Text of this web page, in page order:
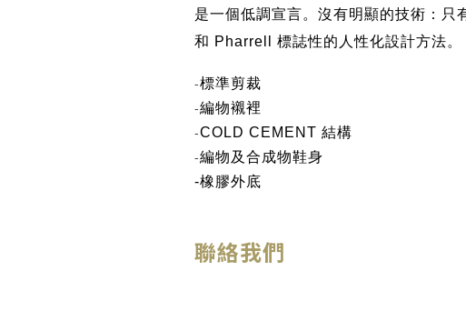
是一個低調宣言。沒有明顯的技術：只
和 Pharrell 標誌性的人性化設計方法。
-標準剪裁
-編物襯裡
-COLD CEMENT 結構
-編物及合成物鞋身
-橡膠外底
聯絡我們